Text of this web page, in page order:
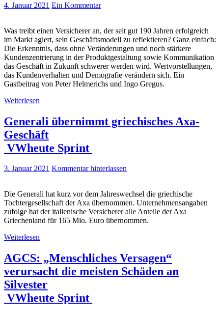
4. Januar 2021 Ein Kommentar
Was treibt einen Versicherer an, der seit gut 190 Jahren erfolgreich
im Markt agiert, sein Geschäftsmodell zu reflektieren? Ganz einfach:
Die Erkenntnis, dass ohne Veränderungen und noch stärkere
Kundenzentrierung in der Produktgestaltung sowie Kommunikation
das Geschäft in Zukunft schwerer werden wird. Wertvorstellungen,
das Kundenverhalten und Demografie verändern sich. Ein
Gastbeitrag von Peter Helmerichs und Ingo Gregus.
Weiterlesen
Generali übernimmt griechisches Axa-
Geschäft
VWheute Sprint
3. Januar 2021 Kommentar hinterlassen
Die Generali hat kurz vor dem Jahreswechsel die griechische
Tochtergesellschaft der Axa übernommen. Unternehmensangaben
zufolge hat der italienische Versicherer alle Anteile der Axa
Griechenland für 165 Mio. Euro übernommen.
Weiterlesen
AGCS: „Menschliches Versagen“
verursacht die meisten Schäden an
Silvester
VWheute Sprint